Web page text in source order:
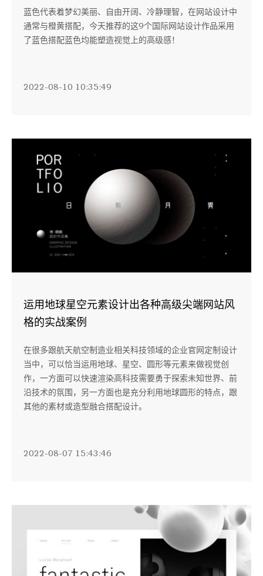
蓝色代表着梦幻美丽、自由开阔、冷静理智，在网站设计中
通常与橙黄搭配，今天推荐的这9个国际网站设计作品采用
了蓝色搭配蓝色均能塑造视觉上的高级感！
2022-08-10 10:35:49
运用地球星空元素设计出各种高级尖端网站风
格的实战案例
在很多跟航天航空制造业相关科技领域的企业官网定制设计
当中，可以恰当运用地球、星空、圆形等元素来做视觉创
作，一方面可以快速渲染高科技需要勇于探索未知世界、前
沿技术的氛围，另一方面也是充分利用地球圆形的特点，跟
其他的素材或造型融合搭配设计。
2022-08-07 15:43:46